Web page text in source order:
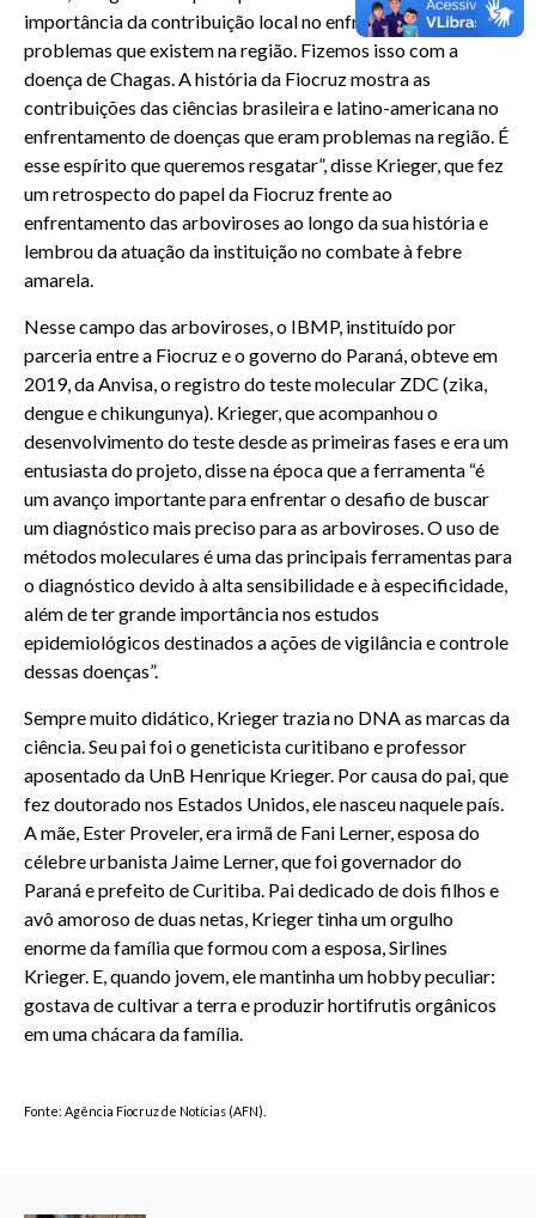
importância da contribuição local no enfrentamento dos
problemas que existem na região. Fizemos isso com a
doença de Chagas. A história da Fiocruz mostra as
contribuições das ciências brasileira e latino-americana no
enfrentamento de doenças que eram problemas na região. É
esse espírito que queremos resgatar”, disse Krieger, que fez
um retrospecto do papel da Fiocruz frente ao
enfrentamento das arboviroses ao longo da sua história e
lembrou da atuação da instituição no combate à febre
amarela.
Nesse campo das arboviroses, o IBMP, instituído por
parceria entre a Fiocruz e o governo do Paraná, obteve em
2019, da Anvisa, o registro do teste molecular ZDC (zika,
dengue e chikungunya). Krieger, que acompanhou o
desenvolvimento do teste desde as primeiras fases e era um
entusiasta do projeto, disse na época que a ferramenta “é
um avanço importante para enfrentar o desafio de buscar
um diagnóstico mais preciso para as arboviroses. O uso de
métodos moleculares é uma das principais ferramentas para
o diagnóstico devido à alta sensibilidade e à especificidade,
além de ter grande importância nos estudos
epidemiológicos destinados a ações de vigilância e controle
dessas doenças”.
Sempre muito didático, Krieger trazia no DNA as marcas da
ciência. Seu pai foi o geneticista curitibano e professor
aposentado da UnB Henrique Krieger. Por causa do pai, que
fez doutorado nos Estados Unidos, ele nasceu naquele país.
A mãe, Ester Proveler, era irmã de Fani Lerner, esposa do
célebre urbanista Jaime Lerner, que foi governador do
Paraná e prefeito de Curitiba. Pai dedicado de dois filhos e
avô amoroso de duas netas, Krieger tinha um orgulho
enorme da família que formou com a esposa, Sirlines
Krieger. E, quando jovem, ele mantinha um hobby peculiar:
gostava de cultivar a terra e produzir hortifrutis orgânicos
em uma chácara da família.
Fonte: Agência Fiocruz de Notícias (AFN).